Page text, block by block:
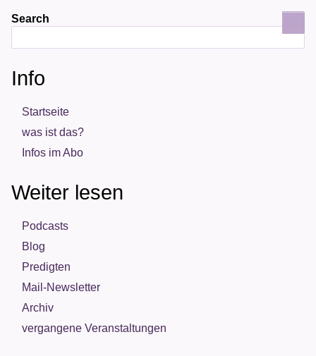
Search
Info
Startseite
was ist das?
Infos im Abo
Weiter lesen
Podcasts
Blog
Predigten
Mail-Newsletter
Archiv
vergangene Veranstaltungen